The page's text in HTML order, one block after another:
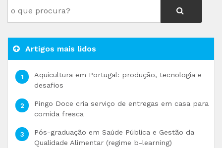
Artigos mais lidos
Aquicultura em Portugal: produção, tecnologia e
desafios
Pingo Doce cria serviço de entregas em casa para
comida fresca
Pós-graduação em Saúde Pública e Gestão da
Qualidade Alimentar (regime b-learning)